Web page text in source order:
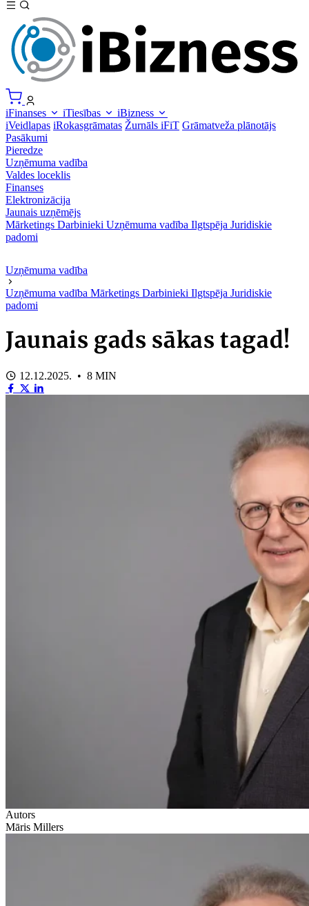
iFinanses iTiesības
iBizness
iVeidlapas iRokasgrāmatas Žurnāls iFiT Grāmatveža plānotājs
Pasākumi
Pieredze
Uzņēmuma vadība
Valdes loceklis
Finanses
Elektronizācija
Jaunais uzņēmējs
Mārketings Darbinieki Uzņēmuma vadība Ilgtspēja Juridiskie
padomi
Uzņēmuma vadība
Uzņēmuma vadība Mārketings Darbinieki Ilgtspēja Juridiskie
padomi
Jaunais gads sākas tagad!
12.12.2025. • 8 MIN
Autors
Māris Millers